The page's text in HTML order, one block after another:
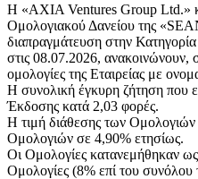
Η «AXIA Ventures Group Ltd.»
Ομολογιακού Δανείου της
διαπραγμάτευση στην
στις 08.07.2026,
ομολογίες της Εταιρείας με
Η συνολική έγκυρη ζήτηση που
Έκδοσης κατά 2,03 φορές.
Η τιμή διάθεσης των Ομολογιών
Ομολογιών σε 4,90% ετησίως.
Οι Ομολογίες κατανεμήθηκαν
Ομολογίες (8% επί του